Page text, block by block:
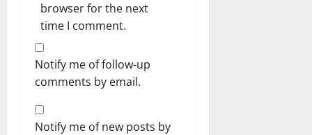
browser for the next
time I comment.
Notify me of follow-up
comments by email.
Notify me of new posts by